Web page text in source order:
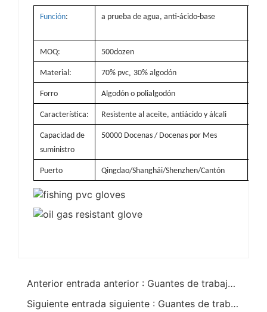
Función: a prueba de agua, anti-ácido-base
MOQ: 500dozen
Material: 70% pvc, 30% algodón
Forro Algodón o polialgodón
Característica: Resistente al aceite, antiácido y álcali
Capacidad de
suministro
50000 Docenas / Docenas por Mes
Puerto Qingdao/Shanghái/Shenzhen/Cantón
Anterior entrada anterior : Guantes de trabajo recubiertos de pvc rojo oscuro con acabado liso
Siguiente entrada siguiente : Guantes de trabajo resistentes al aceite de pvc rojo oscuro guantes personales 35cm